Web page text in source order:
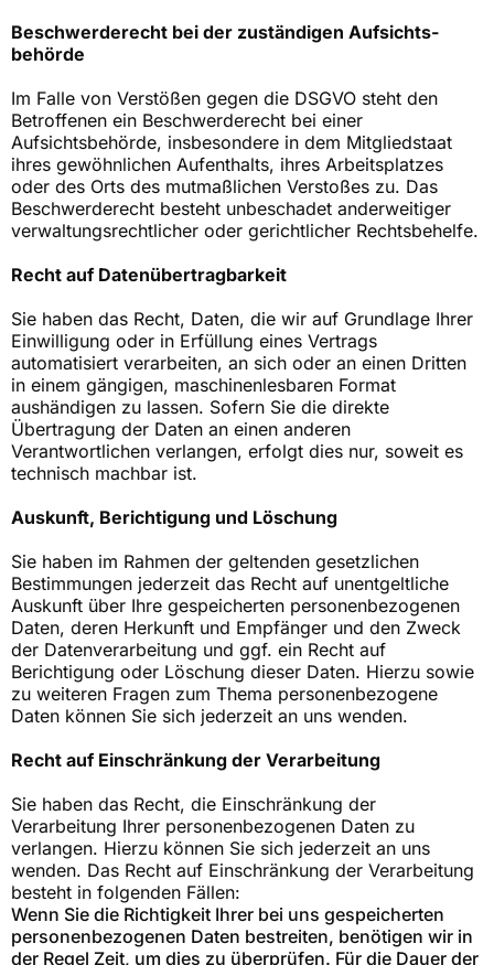
Beschwerde­recht bei der zuständigen Aufsichts­
behörde
Im Falle von Verstößen gegen die DSGVO steht den
Betroffenen ein Beschwerderecht bei einer
Aufsichtsbehörde, insbesondere in dem Mitgliedstaat
ihres gewöhnlichen Aufenthalts, ihres Arbeitsplatzes
oder des Orts des mutmaßlichen Verstoßes zu. Das
Beschwerderecht besteht unbeschadet anderweitiger
verwaltungsrechtlicher oder gerichtlicher Rechtsbehelfe.
Recht auf Daten­übertrag­barkeit
Sie haben das Recht, Daten, die wir auf Grundlage Ihrer
Einwilligung oder in Erfüllung eines Vertrags
automatisiert verarbeiten, an sich oder an einen Dritten
in einem gängigen, maschinenlesbaren Format
aushändigen zu lassen. Sofern Sie die direkte
Übertragung der Daten an einen anderen
Verantwortlichen verlangen, erfolgt dies nur, soweit es
technisch machbar ist.
Auskunft, Berichtigung und Löschung
Sie haben im Rahmen der geltenden gesetzlichen
Bestimmungen jederzeit das Recht auf unentgeltliche
Auskunft über Ihre gespeicherten personenbezogenen
Daten, deren Herkunft und Empfänger und den Zweck
der Datenverarbeitung und ggf. ein Recht auf
Berichtigung oder Löschung dieser Daten. Hierzu sowie
zu weiteren Fragen zum Thema personenbezogene
Daten können Sie sich jederzeit an uns wenden.
Recht auf Einschränkung der Verarbeitung
Sie haben das Recht, die Einschränkung der
Verarbeitung Ihrer personenbezogenen Daten zu
verlangen. Hierzu können Sie sich jederzeit an uns
wenden. Das Recht auf Einschränkung der Verarbeitung
besteht in folgenden Fällen:
Wenn Sie die Richtigkeit Ihrer bei uns gespeicherten
personenbezogenen Daten bestreiten, benötigen wir in
der Regel Zeit, um dies zu überprüfen. Für die Dauer der